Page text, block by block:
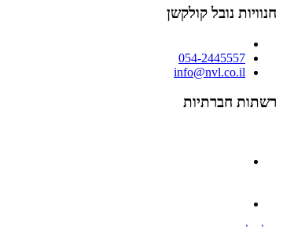
חנוויות נובל קולקשן
054-2445557
info@nvl.co.il
רשתות חברתיות